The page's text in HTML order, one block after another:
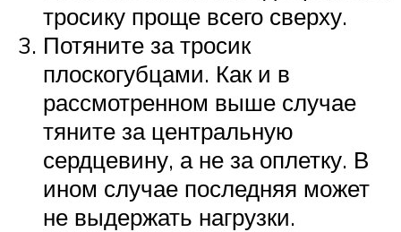
тросику проще всего сверху.
Потяните за тросик
плоскогубцами. Как и в
рассмотренном выше случае
тяните за центральную
сердцевину, а не за оплетку. В
ином случае последняя может
не выдержать нагрузки.